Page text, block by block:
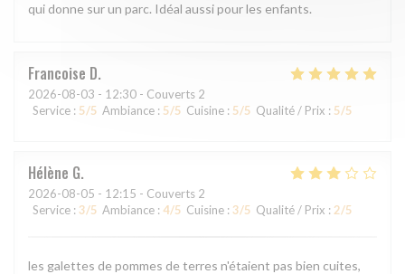
qui donne sur un parc. Idéal aussi pour les enfants.
Francoise D
2026-08-03 - 12:30 - Couverts 2
Service : 5/5 Ambiance : 5/5 Cuisine : 5/5 Qualité / Prix : 5/5
Hélène G
2026-08-05 - 12:15 - Couverts 2
Service : 3/5 Ambiance : 4/5 Cuisine : 3/5 Qualité / Prix : 2/5
les galettes de pommes de terres n'étaient pas bien cuites,